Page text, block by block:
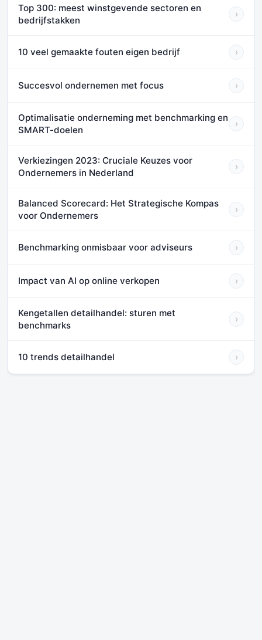
Top 300: meest winstgevende sectoren en
bedrijfstakken
›
10 veel gemaakte fouten eigen bedrijf ›
Succesvol ondernemen met focus ›
Optimalisatie onderneming met benchmarking en
SMART-doelen
›
Verkiezingen 2023: Cruciale Keuzes voor
Ondernemers in Nederland
›
Balanced Scorecard: Het Strategische Kompas
voor Ondernemers
›
Benchmarking onmisbaar voor adviseurs ›
Impact van AI op online verkopen ›
Kengetallen detailhandel: sturen met
benchmarks
›
10 trends detailhandel ›